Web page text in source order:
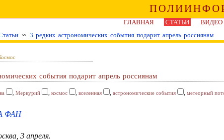
ГЛАВНАЯ СТАТЬИ ВИДЕО
≈ 3 редких астрономических события подарит апрель россиянам
события подарит апрель россиянам
, Меркурий , космос , вселенная , астрономические события , метеорный
ФАН
3 апреля.